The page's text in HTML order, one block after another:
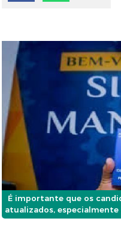
É importante que os
atualizados,